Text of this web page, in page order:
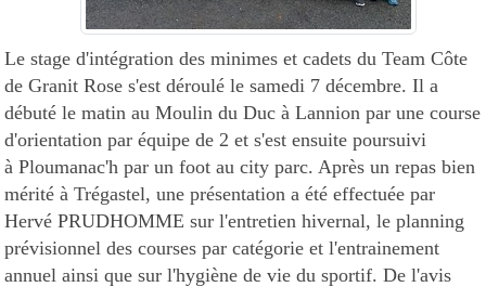
Le stage d'intégration des minimes et cadets du Team Côte
de Granit Rose s'est déroulé le samedi 7 décembre. Il a
débuté le matin au Moulin du Duc à Lannion par une course
d'orientation par équipe de 2 et s'est ensuite poursuivi
à Ploumanac'h par un foot au city parc. Après un repas bien
mérité à Trégastel, une présentation a été effectuée par
Hervé PRUDHOMME sur l'entretien hivernal, le planning
prévisionnel des courses par catégorie et l'entrainement
annuel ainsi que sur l'hygiène de vie du sportif. De l'avis